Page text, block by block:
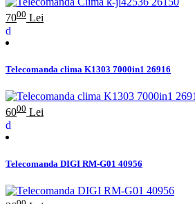
7000 Lei
Telecomanda clima K1303 7000in1 26916
6000 Lei
Telecomanda DIGI RM-G01 40956